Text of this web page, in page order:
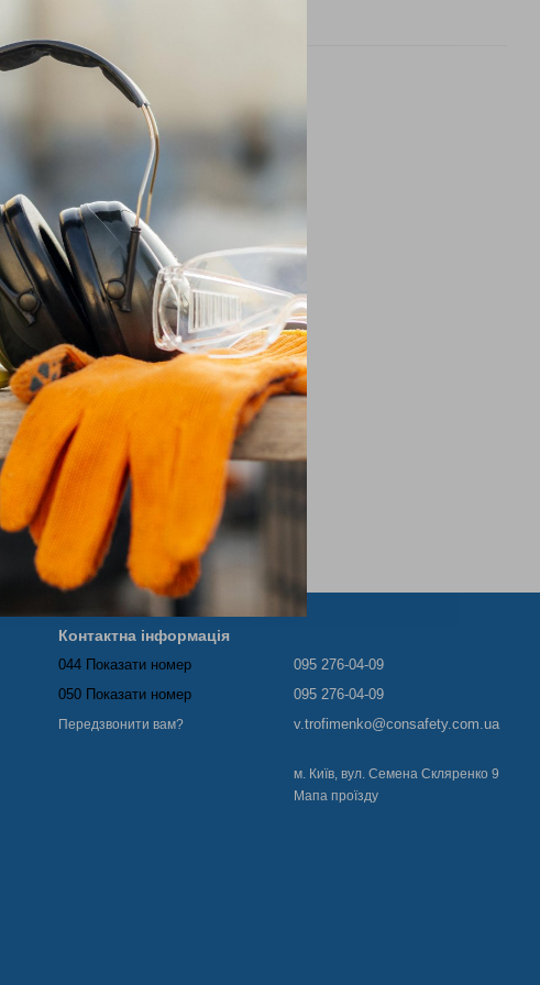
Повернення
Контактна інформація
044 Показати номер
050 Показати номер
Передзвонити вам?
095 276-04-09
095 276-04-09
v.trofimenko@consafety.com.ua
м. Київ, вул. Семена Скляренко 9
Мапа проїзду